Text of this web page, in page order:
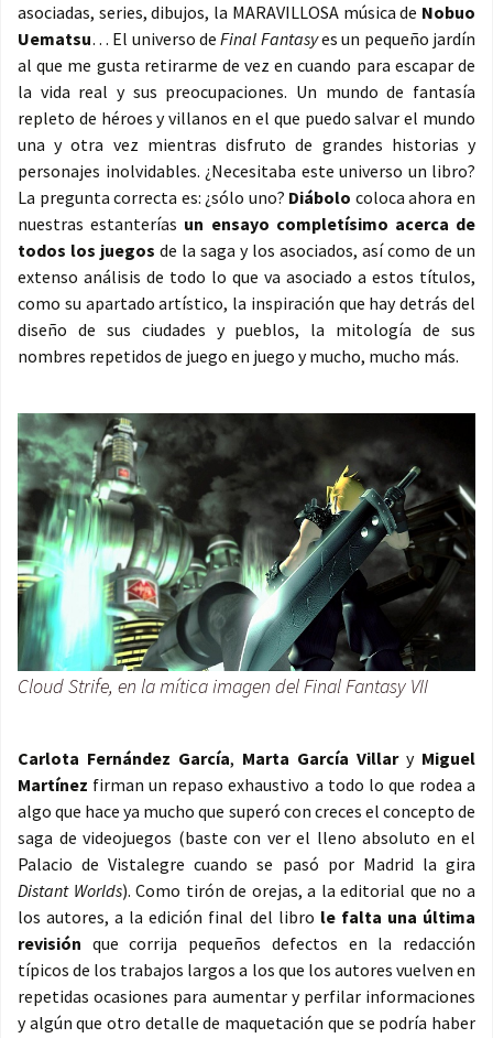
asociadas, series, dibujos, la MARAVILLOSA música de Nobuo
Uematsu… El universo deFinal Fantasyes un pequeño jardín
al que me gusta retirarme de vez en cuando para escapar de
la vida real y sus preocupaciones. Un mundo de fantasía
repleto de héroes y villanos en el que puedo salvar el mundo
una y otra vez mientras disfruto de grandes historias y
personajes inolvidables. ¿Necesitaba este universo un libro?
La pregunta correcta es: ¿sólo uno? Diábolo coloca ahora en
nuestras estanterías un ensayo completísimo acerca de
todos los juegos de la saga y los asociados, así como de un
extenso análisis de todo lo que va asociado a estos títulos,
como su apartado artístico, la inspiración que hay detrás del
diseño de sus ciudades y pueblos, la mitología de sus
nombres repetidos de juego en juego y mucho, mucho más.
Cloud Strife, en la mítica imagen del Final Fantasy VII
Carlota Fernández García, Marta García Villary Miguel
Martínez firman un repaso exhaustivo a todo lo que rodea a
algo que hace ya mucho que superó con creces el concepto de
saga de videojuegos (baste con ver el lleno absoluto en el
Palacio de Vistalegre cuando se pasó por Madrid la gira
Distant Worlds). Como tirón de orejas, a la editorial que no a
los autores, a la edición final del libro le falta una última
revisión que corrija pequeños defectos en la redacción
típicos de los trabajos largos a los que los autores vuelven en
repetidas ocasiones para aumentar y perfilar informaciones
y algún que otro detalle de maquetación que se podría haber